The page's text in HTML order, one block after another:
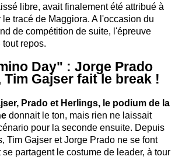
libre, avait finalement été attribué à
tracé de Maggiora. A l'occasion du
de compétition de suite, l'épreuve
tout repos.
Day" : Jorge Prado
Gajser fait le break !
Prado et Herlings, le podium de la
donnait le ton, mais rien ne laissait
pour la seconde ensuite. Depuis
Tim Gajser et Jorge Prado ne se font
partagent le costume de leader, à tour